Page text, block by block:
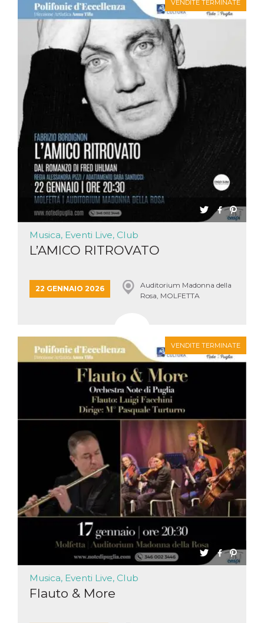
VENDITE TERMINATE
Musica, Eventi Live, Club
L’AMICO RITROVATO
22 GENNAIO 2026
Auditorium Madonna della
Rosa, MOLFETTA
VENDITE TERMINATE
Musica, Eventi Live, Club
Flauto & More